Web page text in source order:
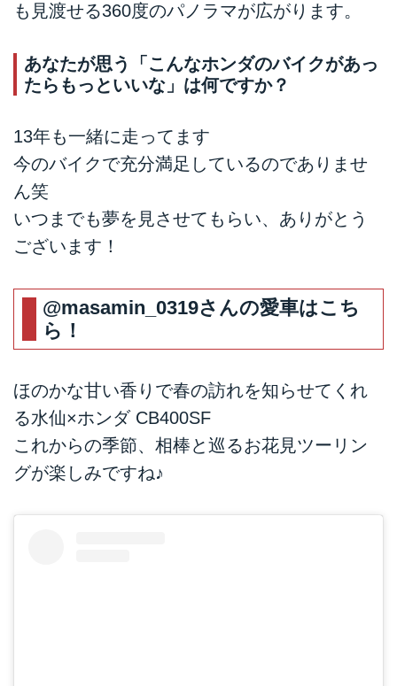
も見渡せる360度のパノラマが広がります。
あなたが思う「こんなホンダのバイクがあっ
たらもっといいな」は何ですか？
13年も一緒に走ってます
今のバイクで充分満足しているのでありませ
ん笑
いつまでも夢を見させてもらい、ありがとう
ございます！
@masamin_0319さんの愛車はこち
ら！
ほのかな甘い香りで春の訪れを知らせてくれ
る水仙×ホンダ CB400SF
これからの季節、相棒と巡るお花見ツーリン
グが楽しみですね♪